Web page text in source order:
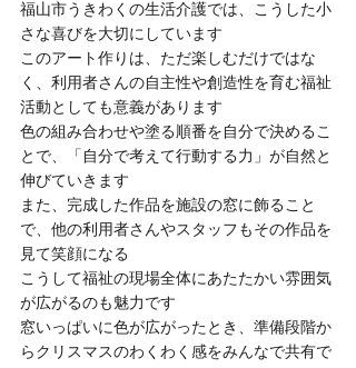
福山市うきわくの生活介護では、こうした小
さな喜びを大切にしています
このアート作りは、ただ楽しむだけではな
く、利用者さんの自主性や創造性を育む福祉
活動としても意義があります
色の組み合わせや塗る順番を自分で決めるこ
とで、「自分で考えて行動する力」が自然と
伸びていきます
また、完成した作品を施設の窓に飾ること
で、他の利用者さんやスタッフもその作品を
見て笑顔になる
こうして福祉の現場全体にあたたかい雰囲気
が広がるのも魅力です
窓いっぱいに色が広がったとき、準備段階か
らクリスマスのわくわく感をみんなで共有で